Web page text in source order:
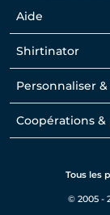
Aide
Shirtinator
Personnaliser
Coopérations &
Tous les
© 2005 -